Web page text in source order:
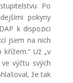
Po
pokyny
k dispozici
jsem na nich
Už „v
výčtu svých
že tak